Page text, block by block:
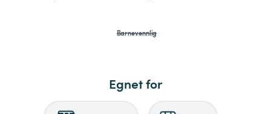
Barnevennlig
Egnet for